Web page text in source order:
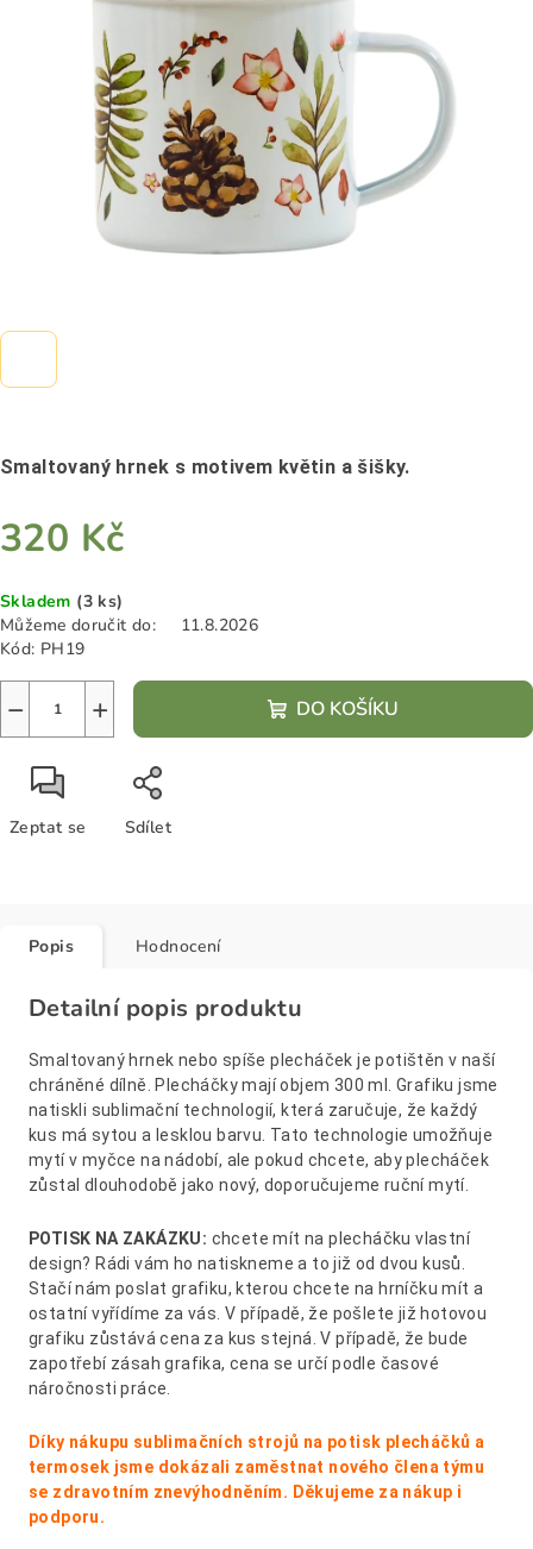
Smaltovaný hrnek s motivem květin a šišky.
320 Kč
cena:
Skladem (3 ks)
Můžeme doručit do:
11.8.2026
Kód: PH19
+
− DO KOŠÍKU
Zeptat se Sdílet
Popis Hodnocení
Detailní popis produktu
Smaltovaný hrnek nebo spíše plecháček je potištěn v naší
chráněné dílně. Plecháčky mají objem 300 ml. Grafiku jsme
natiskli sublimační technologií, která zaručuje, že každý
kus má sytou a lesklou barvu. Tato technologie umožňuje
mytí v myčce na nádobí, ale pokud chcete, aby plecháček
zůstal dlouhodobě jako nový, doporučujeme ruční mytí.
POTISK NA ZAKÁZKU: chcete mít na plecháčku vlastní
design? Rádi vám ho natiskneme a to již od dvou kusů.
Stačí nám poslat grafiku, kterou chcete na hrníčku mít a
ostatní vyřídíme za vás. V případě, že pošlete již hotovou
grafiku zůstává cena za kus stejná. V případě, že bude
zapotřebí zásah grafika, cena se určí podle časové
náročnosti práce.
Díky nákupu sublimačních strojů na potisk plecháčků a
termosek jsme dokázali zaměstnat nového člena týmu
se zdravotním znevýhodněním. Děkujeme za nákup i
podporu.